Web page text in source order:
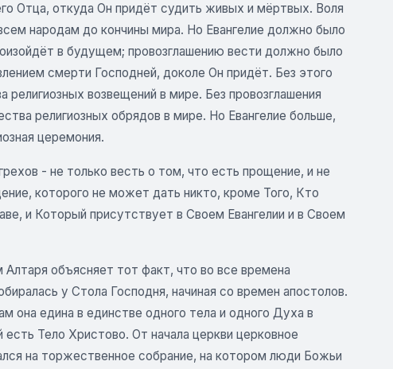
Отца, откуда Он придёт судить живых и мёртвых. Воля
народам до кончины мира. Но Евангелие должно было
в будущем; провозглашению вести должно было
смерти Господней, доколе Он придёт. Без этого
возвещений в мире. Без провозглашения
религиозных обрядов в мире. Но Евангелие больше,
церемония.
- не только весть о том, что есть прощение, и не
которого не может дать никто, кроме Того, Кто
и Который присутствует в Своем Евангелии и в Своем
объясняет тот факт, что во все времена
у Стола Господня, начиная со времен апостолов.
она едина в единстве одного тела и одного Духа в
Тело Христово. От начала церкви церковное
на торжественное собрание, на котором люди Божьи